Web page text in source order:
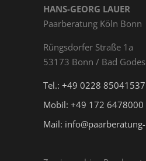
HANS-GEORG LAUER
Paarberatung Köln Bonn
Rüngs­dor­fer Straße 1a
53173 Bonn / Bad
Tel.: +49 0228 85041537
Mobil: +49 172 6478000
Mail: